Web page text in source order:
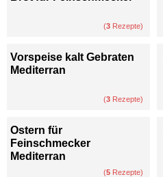
(3 Rezepte)
Vorspeise kalt Gebraten
Mediterran
(3 Rezepte)
Ostern für
Feinschmecker
Mediterran
(5 Rezepte)